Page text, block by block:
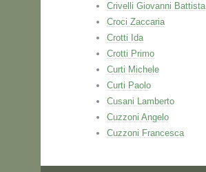
Crivelli Giovanni Battista
Croci Zaccaria
Crotti Ida
Crotti Primo
Curti Michele
Curti Paolo
Cusani Lamberto
Cuzzoni Angelo
Cuzzoni Francesca